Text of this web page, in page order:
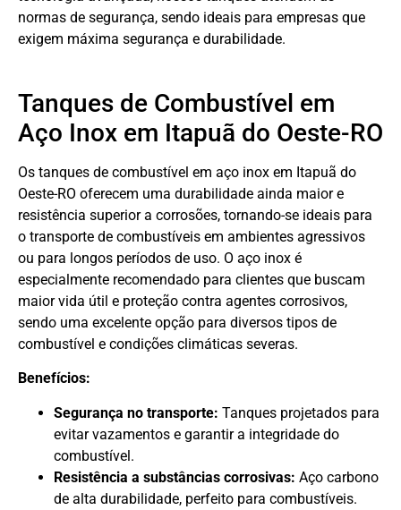
normas de segurança, sendo ideais para empresas que
exigem máxima segurança e durabilidade.
Tanques de Combustível em
Aço Inox em Itapuã do Oeste-RO
Os tanques de combustível em aço inox em Itapuã do
Oeste-RO oferecem uma durabilidade ainda maior e
resistência superior a corrosões, tornando-se ideais para
o transporte de combustíveis em ambientes agressivos
ou para longos períodos de uso. O aço inox é
especialmente recomendado para clientes que buscam
maior vida útil e proteção contra agentes corrosivos,
sendo uma excelente opção para diversos tipos de
combustível e condições climáticas severas.
Benefícios:
Segurança no transporte: Tanques projetados para
evitar vazamentos e garantir a integridade do
combustível.
Resistência a substâncias corrosivas: Aço carbono
de alta durabilidade, perfeito para combustíveis.